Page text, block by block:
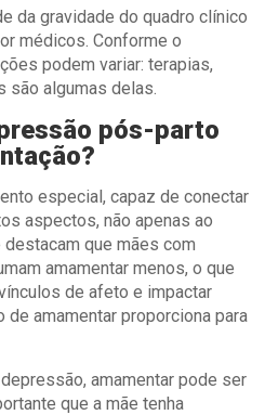
da gravidade do quadro clínico
médicos. Conforme o
podem variar: terapias,
são algumas delas.
pós-parto
especial, capaz de conectar
aspectos, não apenas ao
que mães com
amamentar menos, o que
de afeto e impactar
amamentar proporciona para
amamentar pode ser
que a mãe tenha